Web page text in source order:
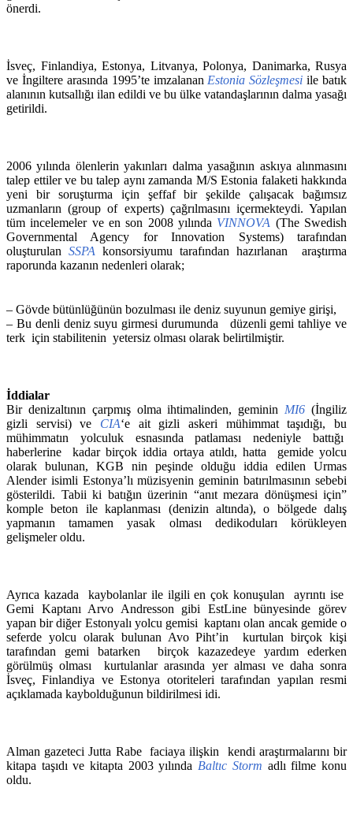
önerdi.
İsveç, Finlandiya, Estonya, Litvanya, Polonya, Danimarka, Rusya
ve İngiltere arasında 1995’te imzalanan Estonia Sözleşmesi ile batık
alanının kutsallığı ilan edildi ve bu ülke vatandaşlarının dalma yasağı
getirildi.
2006 yılında ölenlerin yakınları dalma yasağının askıya alınmasını
talep ettiler ve bu talep aynı zamanda M/S Estonia falaketi hakkında
yeni bir soruşturma için şeffaf bir şekilde çalışacak bağımsız
uzmanların (group of experts) çağrılmasını içermekteydi. Yapılan
tüm incelemeler ve en son 2008 yılında VINNOVA (The Swedish
Governmental Agency for Innovation Systems) tarafından
oluşturulan SSPA konsorsiyumu tarafından hazırlanan araştırma
raporunda kazanın nedenleri olarak;
– Gövde bütünlüğünün bozulması ile deniz suyunun gemiye girişi,
– Bu denli deniz suyu girmesi durumunda düzenli gemi tahliye ve
terk için stabilitenin yetersiz olması olarak belirtilmiştir.
İddialar
Bir denizaltının çarpmış olma ihtimalinden, geminin MI6 (İngiliz
gizli servisi) ve CIA‘e ait gizli askeri mühimmat taşıdığı, bu
mühimmatın yolculuk esnasında patlaması nedeniyle battığı
haberlerine kadar birçok iddia ortaya atıldı, hatta gemide yolcu
olarak bulunan, KGB nin peşinde olduğu iddia edilen Urmas
Alender isimli Estonya’lı müzisyenin geminin batırılmasının sebebi
gösterildi. Tabii ki batığın üzerinin “anıt mezara dönüşmesi için”
komple beton ile kaplanması (denizin altında), o bölgede dalış
yapmanın tamamen yasak olması dedikoduları körükleyen
gelişmeler oldu.
Ayrıca kazada kaybolanlar ile ilgili en çok konuşulan ayrıntı ise
Gemi Kaptanı Arvo Andresson gibi EstLine bünyesinde görev
yapan bir diğer Estonyalı yolcu gemisi kaptanı olan ancak gemide o
seferde yolcu olarak bulunan Avo Piht’in kurtulan birçok kişi
tarafından gemi batarken birçok kazazedeye yardım ederken
görülmüş olması kurtulanlar arasında yer alması ve daha sonra
İsveç, Finlandiya ve Estonya otoriteleri tarafından yapılan resmi
açıklamada kaybolduğunun bildirilmesi idi.
Alman gazeteci Jutta Rabe faciaya ilişkin kendi araştırmalarını bir
kitapa taşıdı ve kitapta 2003 yılında Baltıc Storm adlı filme konu
oldu.